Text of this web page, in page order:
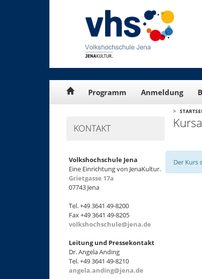
Programm Anmeldung
KONTAKT
Volkshochschule Jena
Eine Einrichtung von JenaKultur.
Grietgasse 17a
07743 Jena
Tel. +49 3641 49-8200
Fax +49 3641 49-8205
volkshochschule@jena.de
Leitung und Pressekontakt
Dr. Angela Anding
Tel. +49 3641 49-8210
angela.anding@jena.de
>
Der Kurs